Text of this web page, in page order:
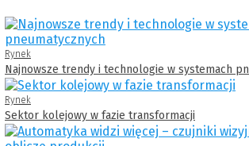
Rynek
Najnowsze trendy i technologie w systemach
Rynek
Sektor kolejowy w fazie transformacji